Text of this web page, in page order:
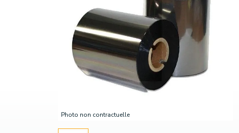
Photo non contractuelle